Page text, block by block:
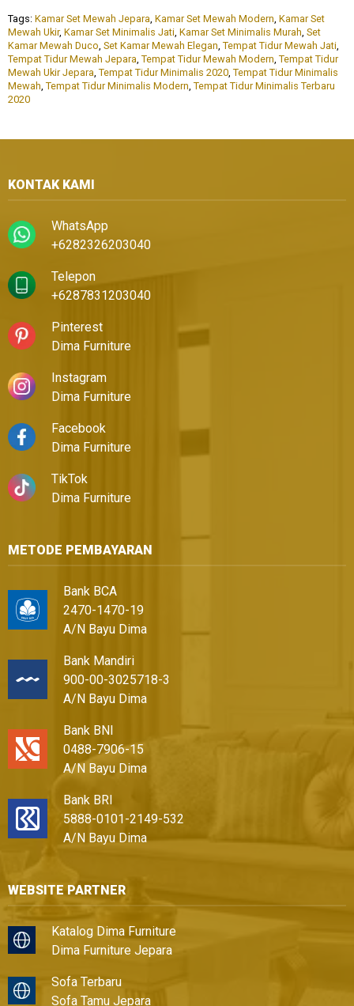
Tags: Kamar Set Mewah Jepara Kamar Set Mewah Modern Kamar Set
Mewah Ukir, Kamar Set Minimalis Jati Kamar Set Minimalis Murah Set
Kamar Mewah Duco Set Kamar Mewah Elegan Tempat Tidur Mewah Jati
Tempat Tidur Mewah Jepara Tempat Tidur Mewah Modern Tempat Tidur
Mewah Ukir Jepara Tempat Tidur Minimalis 2020 Tempat Tidur Minimalis
Mewah Tempat Tidur Minimalis Modern Tempat Tidur Minimalis Terbaru
2020
KONTAK KAMI
WhatsApp
+6282326203040
Telepon
+6287831203040
Pinterest
Dima Furniture
Instagram
Dima Furniture
Facebook
Dima Furniture
TikTok
Dima Furniture
METODE PEMBAYARAN
Bank BCA
2470-1470-19
A/N Bayu Dima
Bank Mandiri
900-00-3025718-3
A/N Bayu Dima
Bank BNI
0488-7906-15
A/N Bayu Dima
Bank BRI
5888-0101-2149-532
A/N Bayu Dima
WEBSITE PARTNER
Katalog Dima Furniture
Dima Furniture Jepara
Sofa Terbaru
Sofa Tamu Jepara